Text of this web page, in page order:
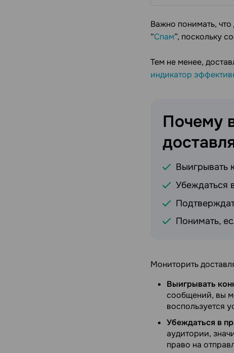
Важно понимать,
“Спам”, поскольку
Тем не менее,
индикатор
Почему
Выигрывать
Убеждаться
Понимать,
Мониторить
Выигрывать
сообщений, вы
воспользуется
Убеждаться в
аудитории,
право на